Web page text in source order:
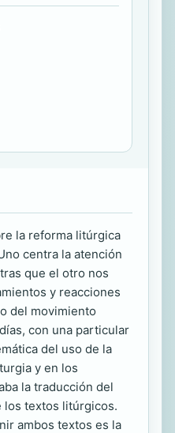
la reforma litúrgica
centra la atención
que el otro nos
y reacciones
del movimiento
con una particular
del uso de la
y en los
la traducción del
los textos litúrgicos.
ambos textos es la